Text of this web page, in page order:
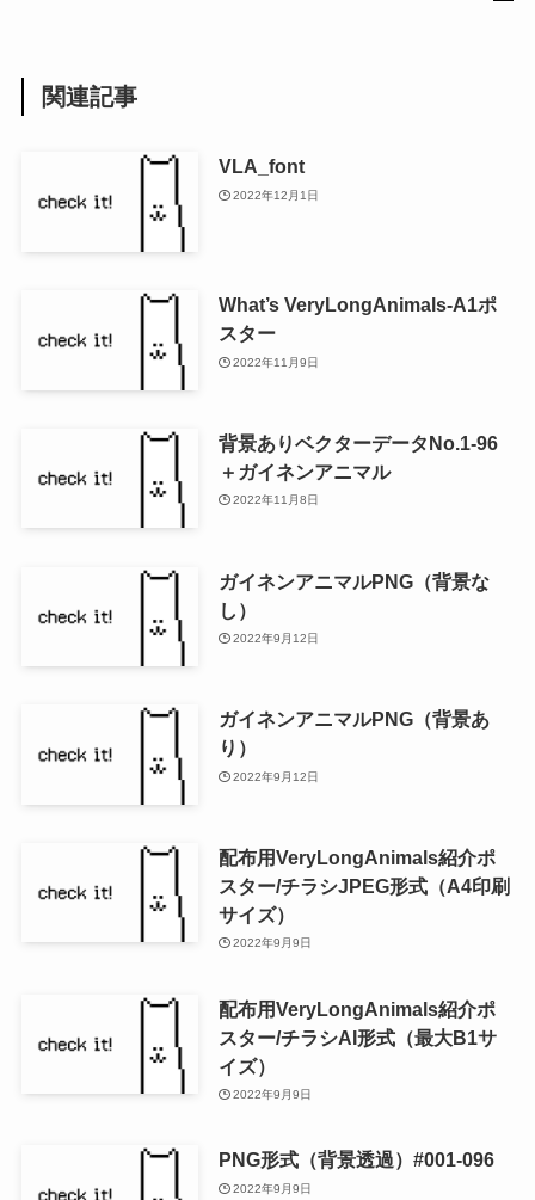
関連記事
VLA_font
2022年12月1日
What’s VeryLongAnimals-A1ポ
スター
2022年11月9日
背景ありベクターデータNo.1-96
＋ガイネンアニマル
2022年11月8日
ガイネンアニマルPNG（背景な
し）
2022年9月12日
ガイネンアニマルPNG（背景あ
り）
2022年9月12日
配布用VeryLongAnimals紹介ポ
スター/チラシJPEG形式（A4印刷
サイズ）
2022年9月9日
配布用VeryLongAnimals紹介ポ
スター/チラシAI形式（最大B1サ
イズ）
2022年9月9日
PNG形式（背景透過）#001-096
2022年9月9日